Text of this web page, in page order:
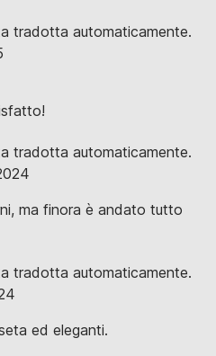
tradotta automaticamente.
tradotta automaticamente.
ma finora è andato tutto
tradotta automaticamente.
ed eleganti.